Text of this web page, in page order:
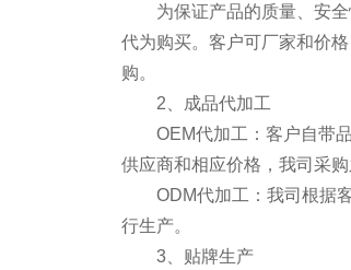
为保证产品的质量、安全
代为购买。客户可厂家和价
购。
2、成品代加工
OEM代加工：客户自带品
供应商和相应价格，我司采购
ODM代加工：我司根据客
行生产。
3、贴牌生产